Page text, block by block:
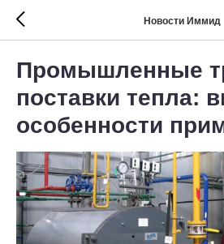
Новости Иммид
Промышленные
поставки тепла:
особенности